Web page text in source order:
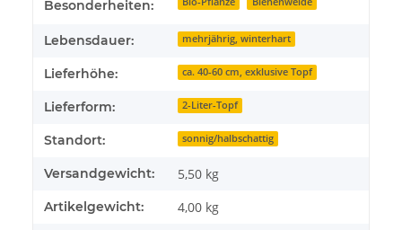
Besonderheiten:
Lebensdauer: mehrjährig, winterhart
Lieferhöhe: ca. 40-60 cm, exklusive Topf
Lieferform: 2-Liter-Topf
Standort: sonnig/halbschattig
Versandgewicht: 5,50 kg
Artikelgewicht: 4,00 kg